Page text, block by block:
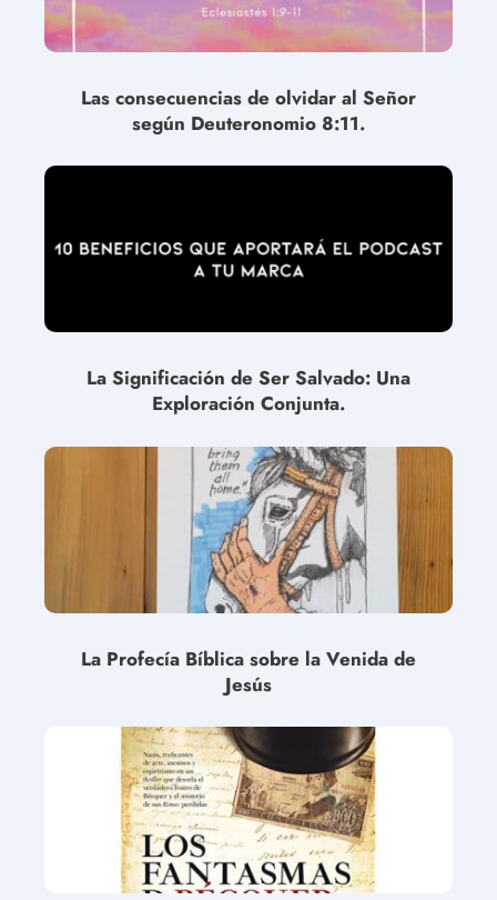
Las consecuencias de olvidar al Señor
según Deuteronomio 8:11.
La Significación de Ser Salvado: Una
Exploración Conjunta.
La Profecía Bíblica sobre la Venida de
Jesús